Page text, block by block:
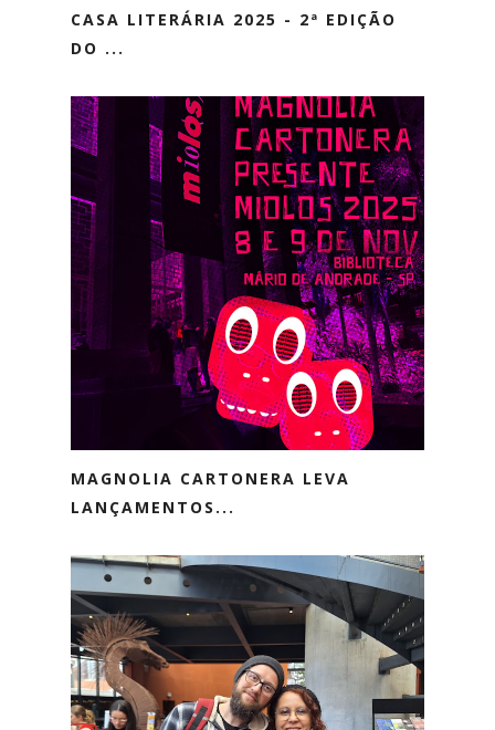
CASA LITERÁRIA 2025 - 2ª EDIÇÃO
DO ...
MAGNOLIA CARTONERA LEVA
LANÇAMENTOS...